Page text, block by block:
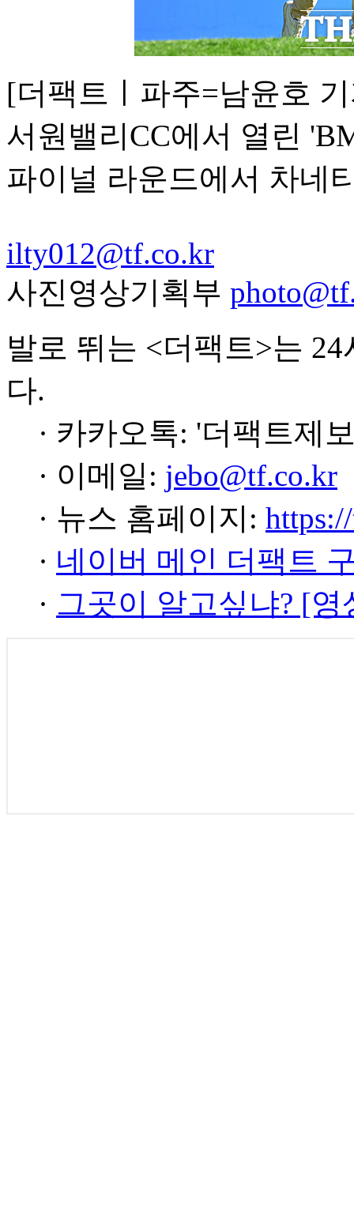
[더팩트ㅣ파주=남윤호
서원밸리CC에서 열린
파이널 라운드에서 차네
ilty012@tf.co.kr
사진영상기획부
발로 뛰는 <더팩트>는
다.
· 카카오톡: '더팩트제
· 이메일: jebo@tf.co.kr
· 뉴스 홈페이지:
· 네이버 메인 더팩트
· 그곳이 알고싶냐? [